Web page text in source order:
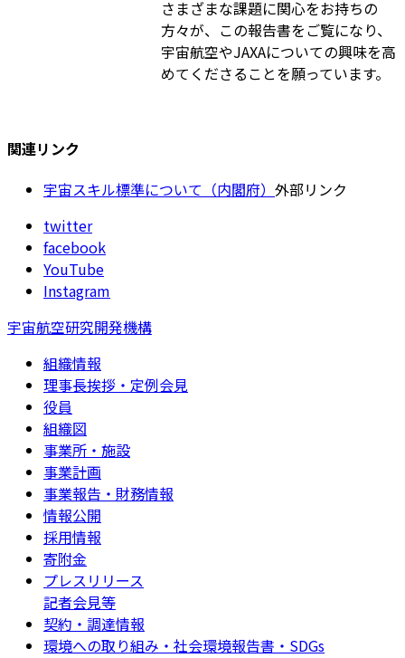
さまざまな課題に関心をお持ちの
方々が、この報告書をご覧になり、
宇宙航空やJAXAについての興味を高
めてくださることを願っています。
関連リンク
宇宙スキル標準について（内閣府） 外部リンク
twitter
facebook
YouTube
Instagram
宇宙航空研究開発機構
組織情報
理事長挨拶・定例会見
役員
組織図
事業所・施設
事業計画
事業報告・財務情報
情報公開
採用情報
寄附金
プレスリリース
記者会見等
契約・調達情報
環境への取り組み・社会環境報告書・SDGs